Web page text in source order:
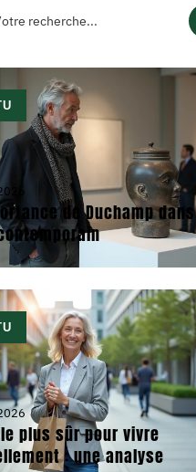
de Duchamp dans
plus sûr pour vivre
: une analyse